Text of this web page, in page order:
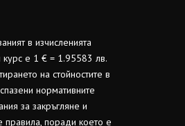
в изчисленията
е 1 € = 1.95583 лв.
на стойностите в
нормативните
за закръгляне и
правила, поради което е